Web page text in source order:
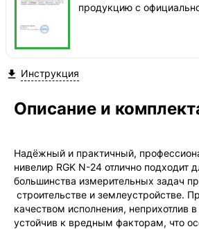
продукцию с
 Инструкция
Описание и
Надёжный и практичный,
нивелир RGK N-24 отлично подходит
большинства измерительных задач
строительстве и землеустройстве.
качеством исполнения, неприхотлив
устойчив к вредным факторам, что